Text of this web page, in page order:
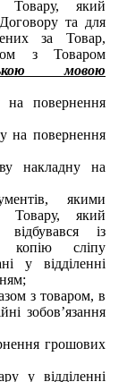
Товару, який
та для
за Товар,
з Товаром
мовою
на повернення
на повернення
накладнуна
якими
Товару, який
із
копію сліпу
у відділенні
з товаром, в
зобов’язання
грошових
у відділенні